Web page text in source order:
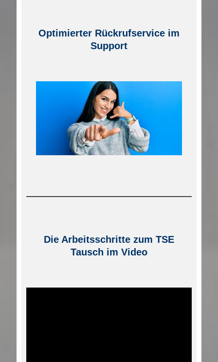
Optimierter Rückrufservice im
Support
Die Arbeitsschritte zum TSE
Tausch im Video